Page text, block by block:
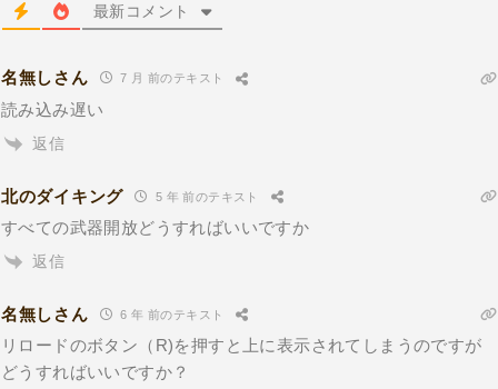
最新コメント
名無しさん 7 月 前のテキスト
読み込み遅い
返信
北のダイキング 5 年 前のテキスト
すべての武器開放どうすればいいですか
返信
名無しさん 6 年 前のテキスト
リロードのボタン（R)を押すと上に表示されてしまうのですが
どうすればいいですか？